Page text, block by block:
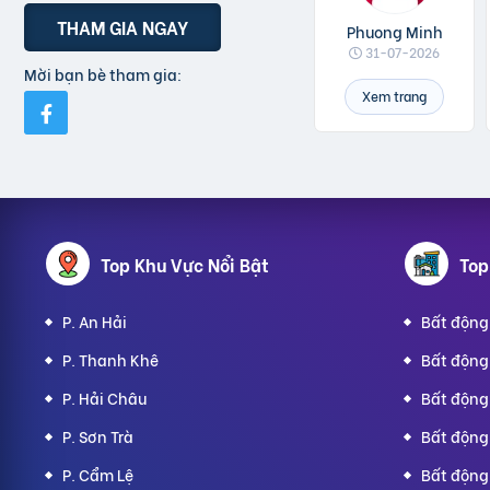
THAM GIA NGAY
Mời bạn bè tham gia:
Phuong Minh
31-07-2026
Xem trang
Top Khu Vực Nổi Bật
P. An Hải
P. Thanh Khê
P. Hải Châu
P. Sơn Trà
P. Cẩm Lệ
Bất
Bất
Bất
Bất
Bất